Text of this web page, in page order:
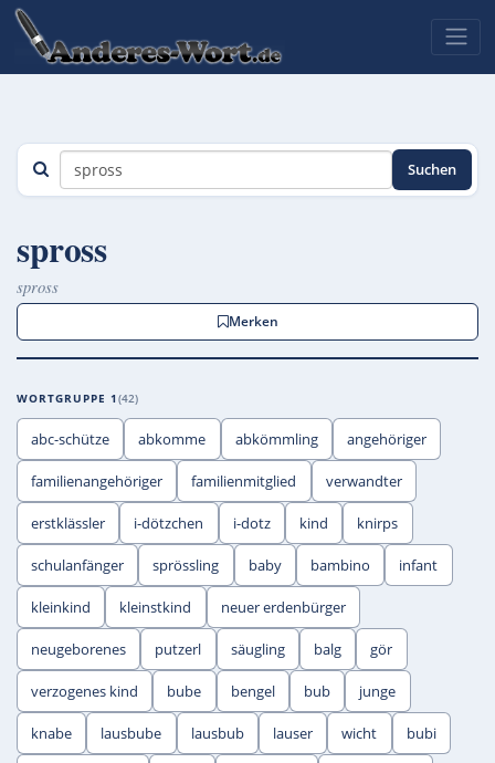
Suchen
spross
spross
Merken
WORTGRUPPE 1 42
abc-schütze abkomme abkömmling angehöriger
familienangehöriger familienmitglied verwandter
erstklässler i-dötzchen i-dotz kind knirps
schulanfänger sprössling baby bambino infant
kleinkind kleinstkind neuer erdenbürger
neugeborenes putzerl säugling balg gör
verzogenes kind bube bengel bub junge
knabe lausbube lausbub lauser wicht bubi